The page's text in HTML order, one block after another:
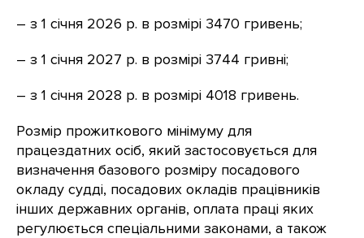
– з 1 січня 2026 р. в розмірі 3470 гривень;
– з 1 січня 2027 р. в розмірі 3744 гривні;
– з 1 січня 2028 р. в розмірі 4018 гривень.
Розмір прожиткового мінімуму для
працездатних осіб, який застосовується для
визначення базового розміру посадового
окладу судді, посадових окладів працівників
інших державних органів, оплата праці яких
регулюється спеціальними законами, а також